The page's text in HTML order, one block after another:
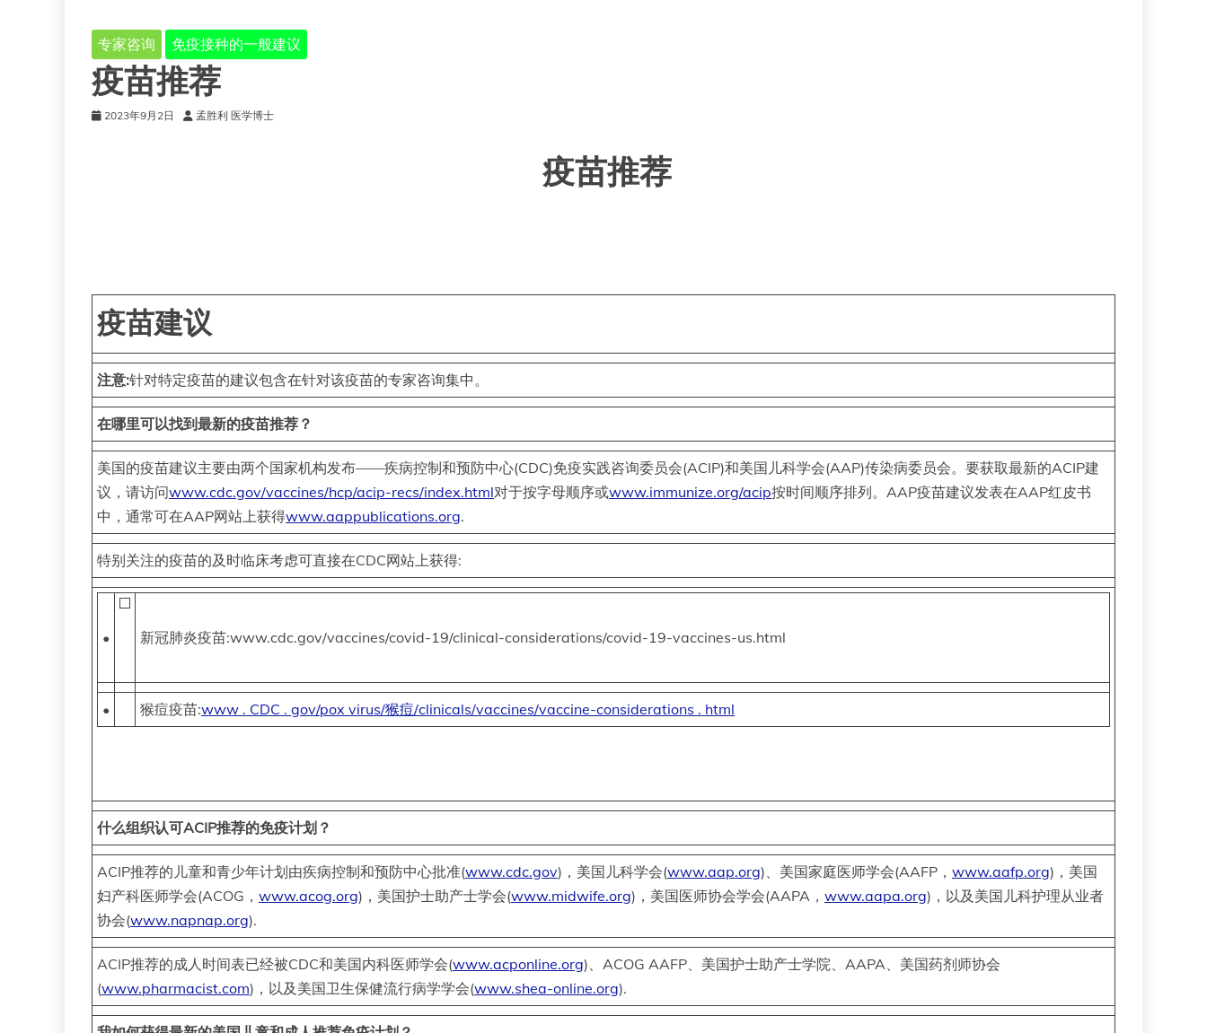
专家咨询 免疫接种的一般建议
疫苗推荐
2023年9月2日 孟胜利 医学博士
疫苗推荐
疫苗建议
注意:针对特定疫苗的建议包含在针对该疫苗的专家咨询集中。
在哪里可以找到最新的疫苗推荐？
美国的疫苗建议主要由两个国家机构发布——疾病控制和预防中心(CDC)免疫实践咨询委员会(ACIP)和美国儿科学会(AAP)传染病委员会。要获取最新的ACIP建
议，请访问www.cdc.gov/vaccines/hcp/acip-recs/index.html对于按字母顺序或www.immunize.org/acip按时间顺序排列。AAP疫苗建议发表在AAP红皮书
中，通常可在AAP网站上获得www.aappublications.org.
特别关注的疫苗的及时临床考虑可直接在CDC网站上获得:
• 新冠肺炎疫苗:www.cdc.gov/vaccines/covid-19/clinical-considerations/covid-19-vaccines-us.html
• 猴痘疫苗:www . CDC . gov/pox virus/猴痘/clinicals/vaccines/vaccine-considerations . html
什么组织认可ACIP推荐的免疫计划？
ACIP推荐的儿童和青少年计划由疾病控制和预防中心批准(www.cdc.gov)，美国儿科学会(www.aap.org)、美国家庭医师学会(AAFP， www.aafp.org)，美国
妇产科医师学会(ACOG， www.acog.org)，美国护士助产士学会(www.midwife.org)，美国医师协会学会(AAPA， www.aapa.org)，以及美国儿科护理从业者
协会(www.napnap.org).
ACIP推荐的成人时间表已经被CDC和美国内科医师学会(www.acponline.org)、ACOG AAFP、美国护士助产士学院、AAPA、美国药剂师协会
(www.pharmacist.com)，以及美国卫生保健流行病学学会(www.shea-online.org).